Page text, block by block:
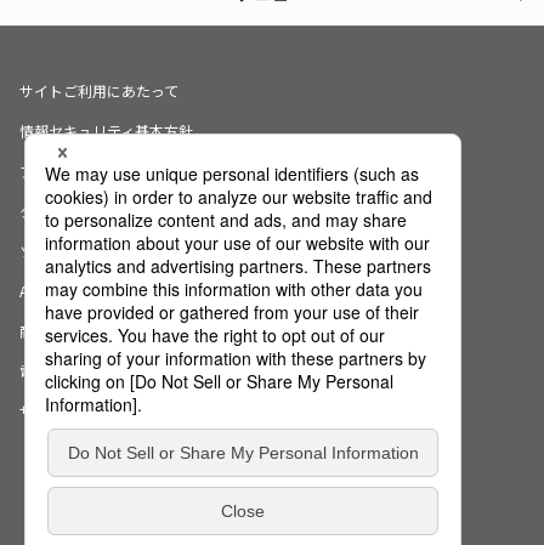
サイトご利用にあたって
情報セキュリティ基本方針
プライバシーポリシー
クッキーの使用について
ソーシャルメディアポリシー
AI倫理宣言
商標・登録商標について
電子公告
サイトマップ
Copyright (c) NS Solutions Corporation.